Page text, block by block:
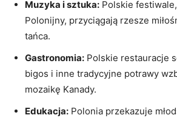
Muzyka i sztuka: Polskie
Polonijny, przyciągają rzesze
tańca.
Gastronomia: Polskie restauracje
bigos i inne tradycyjne potrawy
mozaikę Kanady.
Edukacja: Polonia przekazuje